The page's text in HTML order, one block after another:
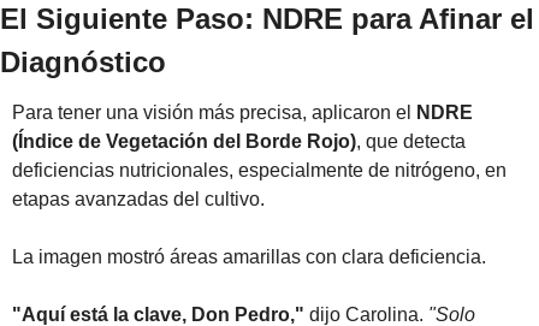
El Siguiente Paso: NDRE para Afinar el
Diagnóstico
Para tener una visión más precisa, aplicaron el
NDRE
(Índice de Vegetación del Borde Rojo), que detecta
deficiencias nutricionales, especialmente de nitrógeno, en
etapas avanzadas del cultivo.
La imagen mostró áreas amarillas con clara deficiencia.
"Aquí está la clave, Don Pedro," dijo Carolina. "Solo